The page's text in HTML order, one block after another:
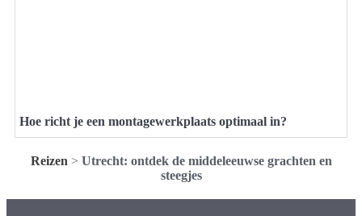
Hoe richt je een montagewerkplaats optimaal in?
Reizen > Utrecht: ontdek de middeleeuwse grachten en
steegjes